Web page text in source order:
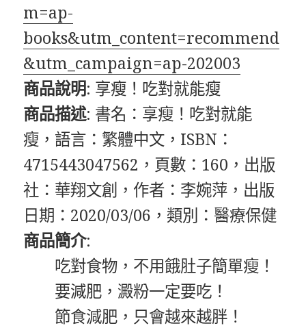
m=ap-
books&utm_content=recommend
&utm_campaign=ap-202003
商品說明: 享瘦！吃對就能瘦
商品描述: 書名：享瘦！吃對就能
瘦，語言：繁體中文，ISBN：
4715443047562，頁數：160，出版
社：華翔文創，作者：李婉萍，出版
日期：2020/03/06，類別：醫療保健
商品簡介:
吃對食物，不用餓肚子簡單瘦！
要減肥，澱粉一定要吃！
節食減肥，只會越來越胖！